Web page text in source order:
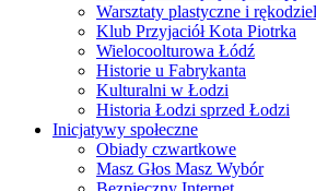
Warsztaty plastyczne i
Klub Przyjaciół Kota Piotrka
Wielocoolturowa Łódź
Historie u Fabrykanta
Kulturalni w Łodzi
Historia Łodzi sprzed Łodzi
Inicjatywy społeczne
Obiady czwartkowe
Masz Głos Masz Wybór